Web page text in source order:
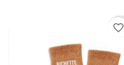
favorite_border